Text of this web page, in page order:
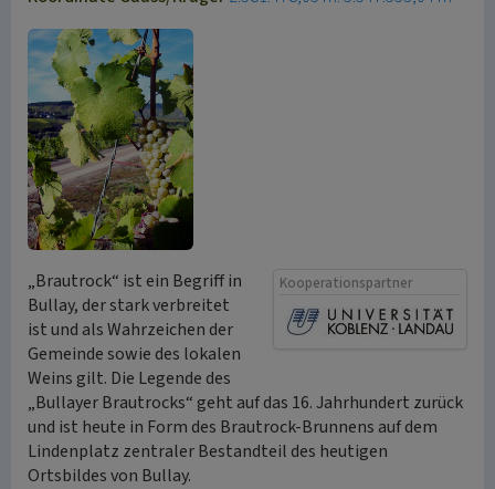
Kooperationspartner
„Brautrock“ ist ein Begriff in
Bullay, der stark verbreitet
ist und als Wahrzeichen der
Gemeinde sowie des lokalen
Weins gilt. Die Legende des
„Bullayer Brautrocks“ geht auf das 16. Jahrhundert zurück
und ist heute in Form des Brautrock-Brunnens auf dem
Lindenplatz zentraler Bestandteil des heutigen
Ortsbildes von Bullay.